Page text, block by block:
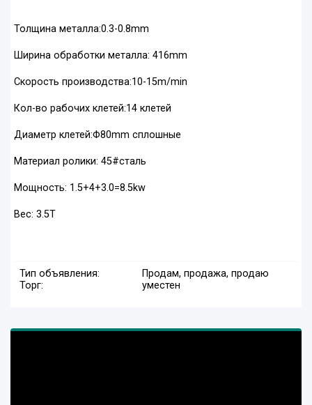
Толщина металла:0.3-0.8mm
Ширина обработки металла: 416mm
Скорость производства:10-15m/min
Кол-во рабочих клетей:14 клетей
Диаметр клетей:Φ80mm сплошные
Материал ролики: 45#сталь
Мощность: 1.5+4+3.0=8.5kw
Вес: 3.5T
Тип объявления:
Продам, продажа, продаю
Торг:
уместен